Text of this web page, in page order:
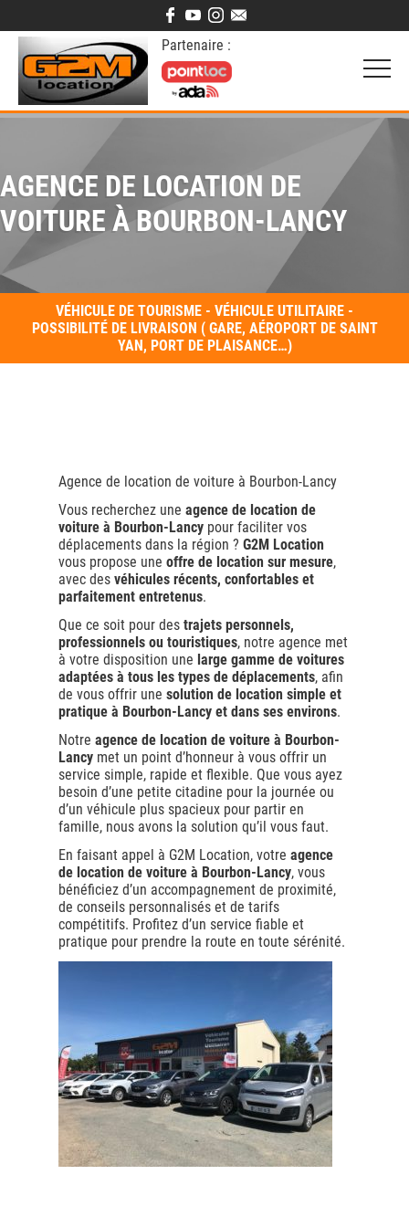
Partenaire :
AGENCE DE LOCATION DE
VOITURE À BOURBON-LANCY
VÉHICULE DE TOURISME - VÉHICULE UTILITAIRE -
POSSIBILITÉ DE LIVRAISON ( GARE, AÉROPORT DE SAINT
YAN, PORT DE PLAISANCE…)
Agence de location de voiture à Bourbon-Lancy
Vous recherchez uneagence de location de
voiture à Bourbon-Lancy pour faciliter vos
déplacements dans la région ?G2M Location
vous propose uneoffre de location sur mesure,
avec desvéhicules récents, confortables et
parfaitement entretenus.
Que ce soit pour destrajets personnels,
professionnels ou touristiques, notre agence met
à votre disposition une large gamme de voitures
adaptées à tous les types de déplacements, afin
de vous offrir unesolution de location simple et
pratique à Bourbon-Lancy et dans ses environs.
Notreagence de location de voiture à Bourbon-
Lancy met un point d’honneur à vous offrir un
service simple, rapide et flexible. Que vous ayez
besoin d’une petite citadine pour la journée ou
d’un véhicule plus spacieux pour partir en
famille, nous avons la solution qu’il vous faut.
En faisant appel à G2M Location, votreagence
de location de voiture à Bourbon-Lancy, vous
bénéficiez d’un accompagnement de proximité,
de conseils personnalisés et de tarifs
compétitifs. Profitez d’un service fiable et
pratique pour prendre la route en toute sérénité.